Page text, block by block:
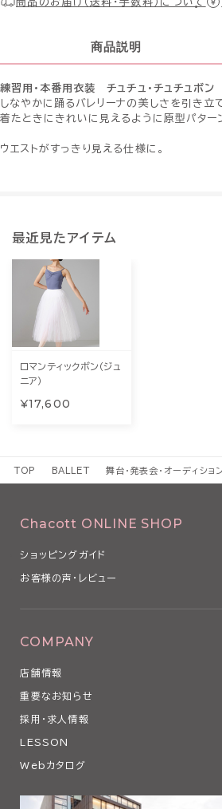
商品説明
練習用・本番用衣装 チュチュ・チュチュボン
しなやかに踊るバレリーナの美しさを引き立て
着たときにきれいに見えるように原型パター
ウエストがすっきり見える仕様に。
最近見たアイテム
ロマンティックボン（ジュ
ニア）
¥17,600
TOP BALLET 舞台・発表会・オーディショ
Chacott ONLINE SHOP
ショッピングガイド
お客様の声・レビュー
COMPANY
店舗情報
重要なお知らせ
採用・求人情報
LESSON
Webカタログ